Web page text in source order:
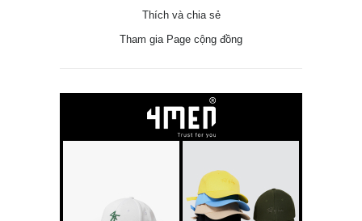
Thích và chia sẻ
Tham gia Page cộng đồng